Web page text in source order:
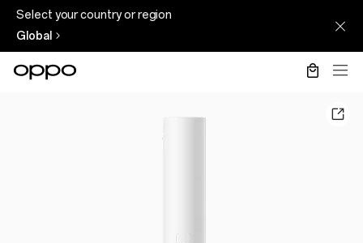
Select your country or region
Global